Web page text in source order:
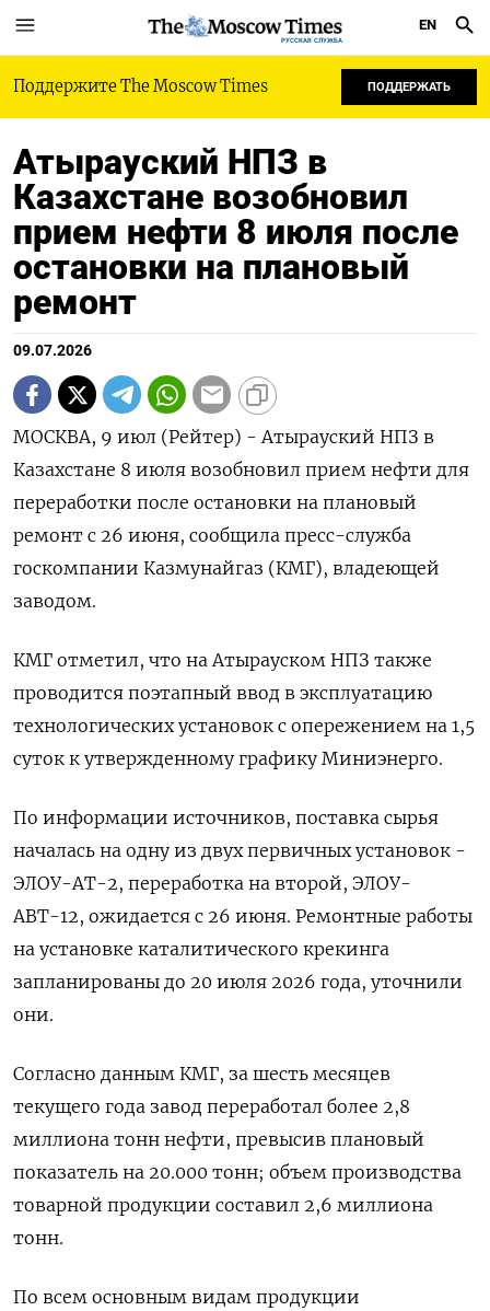
РУССКАЯ СЛУЖБА
EN
Поддержите The Moscow Times ПОДДЕРЖАТЬ
Атырауский НПЗ в
Казахстане возобновил
прием нефти 8 июля после
остановки на плановый
ремонт
09.07.2026
МОСКВА, 9 июл (Рейтер) - Атырауский НПЗ в
Казахстане 8 июля возобновил прием нефти для
переработки после остановки на плановый
‌ремонт с 26 июня, сообщила пресс-служба
госкомпании Казмунайгаз (КМГ), владеющей
заводом.
КМГ отметил, что на Атырауском НПЗ также
проводится поэтапный ​ввод в эксплуатацию ​
технологических ​установок с опережением на ⁠1,5
суток к утвержденному ‌графику Миниэнерго.
По информации источников, ‌поставка сырья
началась на одну из двух первичных установок -
ЭЛОУ-АТ-2, ​переработка на второй, ЭЛОУ-
АВТ-12, ожидается с ‌26 июня. Ремонтные работы
на установке каталитического крекинга ​
запланированы до 20 июля 2026 года, уточнили
они.
Согласно ‌данным КМГ, за шесть месяцев
текущего года завод переработал более 2,8
миллиона тонн нефти, ​превысив плановый
показатель ​на 20.000 ‌тонн; объем производства
товарной продукции составил 2,6 миллиона ​
тонн.
По всем основным видам продукции